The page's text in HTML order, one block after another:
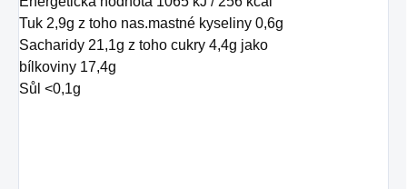
Tuk 2,9g z toho nas.mastné kyseliny 0,6g
Sacharidy 21,1g z toho cukry 4,4g jako
bílkoviny 17,4g
Sůl <0,1g